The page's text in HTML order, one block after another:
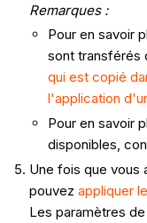
Remarques :
Pour en savoir
sont transférés
qui est copié
l'application
Pour en savoir
disponibles,
Une fois que vous
pouvez appliquer
Les paramètres